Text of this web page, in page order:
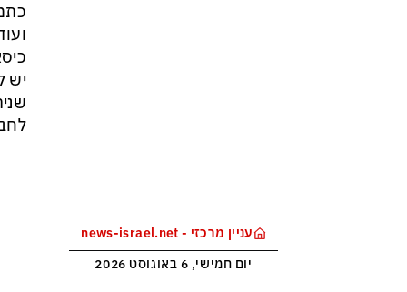
עניין מרכזי - news-israel.net
יום חמישי, 6 באוגוסט 2026
יש